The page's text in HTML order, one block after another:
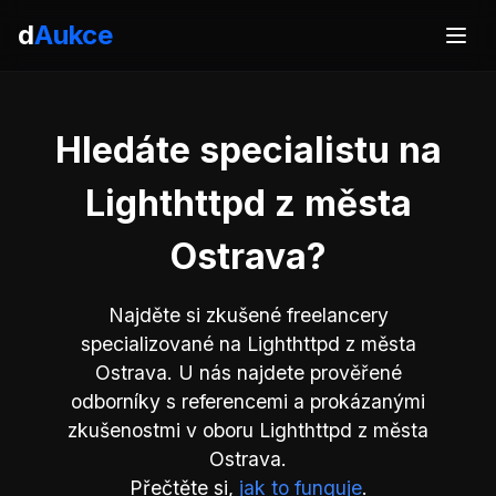
dAukce
Hledáte specialistu na
Lighthttpd z města
Ostrava?
Najděte si zkušené freelancery
specializované na Lighthttpd z města
Ostrava. U nás najdete prověřené
odborníky s referencemi a prokázanými
zkušenostmi v oboru Lighthttpd z města
Ostrava.
Přečtěte si, jak to funguje.